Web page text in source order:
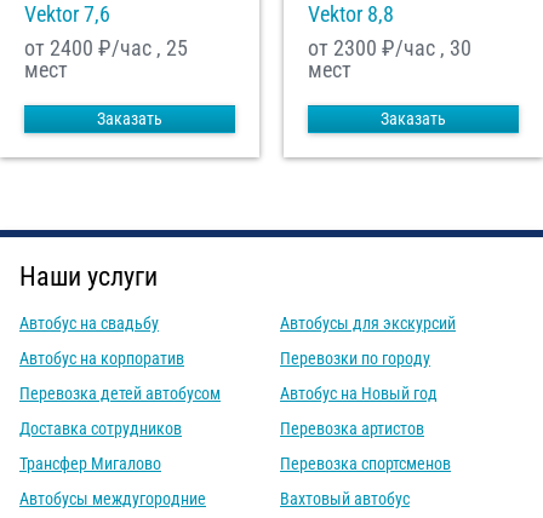
Vektor 7,6
от 2400 ₽/час , 25
мест
Заказать
Vektor 8,8
от 2300 ₽/час , 30
мест
Заказать
Наши услуги
Автобус на свадьбу
Автобус на корпоратив
Перевозка детей автобусом
Доставка сотрудников
Трансфер Мигалово
Автобусы междугородние
Автобусы для экскурсий
Перевозки по городу
Автобус на Новый год
Перевозка артистов
Перевозка спортсменов
Вахтовый автобус